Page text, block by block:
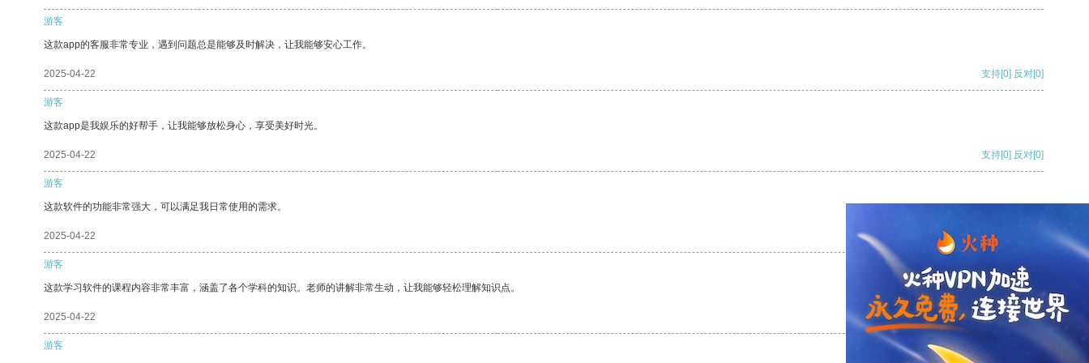
游客
这款app的客服非常专业，遇到问题总是能够及时解决，让我能够安心工作。
2025-04-22 支持[0] 反对[0]
游客
这款app是我娱乐的好帮手，让我能够放松身心，享受美好时光。
2025-04-22 支持[0] 反对[0]
游客
这款软件的功能非常强大，可以满足我日常使用的需求。
2025-04-22 支持
游客
这款学习软件的课程内容非常丰富，涵盖了各个学科的知识。老师的讲解非常生动，让我能够轻松理解知识点。
2025-04-22 支持[0] 反对[0]
游客